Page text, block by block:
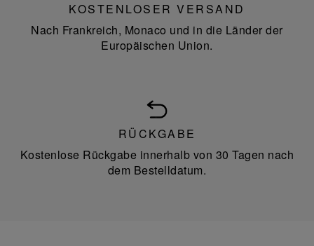
KOSTENLOSER VERSAND
Nach Frankreich, Monaco und in die Länder der
Europäischen Union.
RÜCKGABE
Kostenlose Rückgabe innerhalb von 30 Tagen nach
dem Bestelldatum.